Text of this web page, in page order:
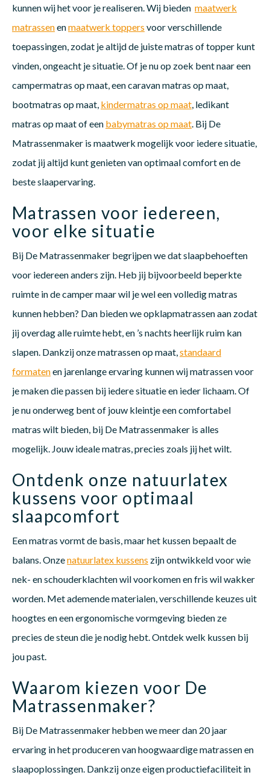
kunnen wij het voor je realiseren. Wij bieden maatwerk
matrassenenmaatwerk toppers voor verschillende
toepassingen, zodat je altijd de juiste matras of topper kunt
vinden, ongeacht je situatie. Of je nu op zoek bent naar een
campermatras op maat, een caravan matras op maat,
bootmatras op maat, kindermatras op maat, ledikant
matras op maat of een babymatras op maat. Bij De
Matrassenmaker is maatwerk mogelijk voor iedere situatie,
zodat jij altijd kunt genieten van optimaal comfort en de
beste slaapervaring.
Matrassen voor iedereen,
voor elke situatie
Bij De Matrassenmaker begrijpen we dat slaapbehoeften
voor iedereen anders zijn. Heb jij bijvoorbeeld beperkte
ruimte in de camper maar wil je wel een volledig matras
kunnen hebben? Dan bieden we opklapmatrassen aan zodat
jij overdag alle ruimte hebt, en ’s nachts heerlijk ruim kan
slapen. Dankzij onze matrassen op maat,standaard
formatenen jarenlange ervaring kunnen wij matrassen voor
je maken die passen bij iedere situatie en ieder lichaam. Of
je nu onderweg bent of jouw kleintje een comfortabel
matras wilt bieden, bij De Matrassenmaker is alles
mogelijk. Jouw ideale matras, precies zoals jij het wilt.
Ontdenk onze natuurlatex
kussens voor optimaal
slaapcomfort
Een matras vormt de basis, maar het kussen bepaalt de
balans. Onzenatuurlatex kussens zijn ontwikkeld voor wie
nek- en schouderklachten wil voorkomen en fris wil wakker
worden. Met ademende materialen, verschillende keuzes uit
hoogtes en een ergonomische vormgeving bieden ze
precies de steun die je nodig hebt. Ontdek welk kussen bij
jou past.
Waarom kiezen voor De
Matrassenmaker?
Bij De Matrassenmaker hebben we meer dan 20 jaar
ervaring in het produceren van hoogwaardige matrassen en
slaapoplossingen. Dankzij onze eigen productiefaciliteit in